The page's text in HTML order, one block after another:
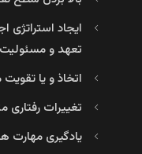
ایجاد استراتژی
تعهد و
اتخاذ و یا
تغییرات رفتاری
یادگیری مهارت‌